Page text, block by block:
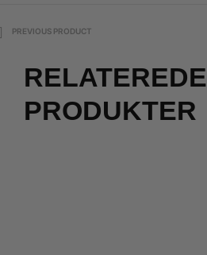
PREVIOUS PRODUCT
RELATEREDE
PRODUKTER